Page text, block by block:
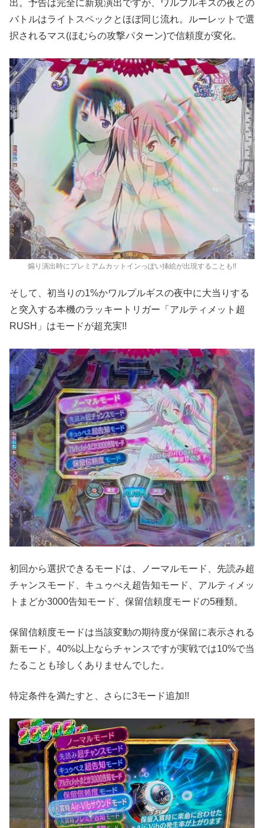
出。予告は完全に新規演出ですが、ワルプルギスの夜との
バトルはライトスペックとほぼ同じ流れ。ルーレットで選
択されるマス(ほむらの攻撃パターン)で信頼度が変化。
煽り演出時にプレミアムカットインっぽい挿絵が出現することも!!
そして、初当りの1%かワルプルギスの夜中に大当りする
と突入する本機のラッキートリガー「アルティメット超
RUSH」はモードが超充実!!
初回から選択できるモードは、ノーマルモード、先読み超
チャンスモード、キュゥべえ超告知モード、アルティメッ
トまどか3000告知モード、保留信頼度モードの5種類。
保留信頼度モードは当該変動の期待度が保留に表示される
新モード。40%以上ならチャンスですが実戦では10%で当
たることも珍しくありませんでした。
特定条件を満たすと、さらに3モード追加!!